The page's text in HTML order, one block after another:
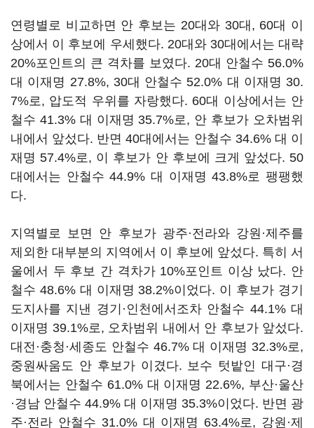
연령별로 비교하면 안 후보는 20대와 30대, 60대 이
상에서 이 후보에 우세했다. 20대와 30대에서는 대략
20%포인트의 큰 격차를 보였다. 20대 안철수 56.0%
대 이재명 27.8%, 30대 안철수 52.0% 대 이재명 30.
7%로, 압도적 우위를 자랑했다. 60대 이상에서는 안
철수 41.3% 대 이재명 35.7%로, 안 후보가 오차범위
내에서 앞섰다. 반면 40대에서는 안철수 34.6% 대 이
재명 57.4%로, 이 후보가 안 후보에 크게 앞섰다. 50
대에서는 안철수 44.9% 대 이재명 43.8%로 팽팽했
다.
지역별로 보면 안 후보가 광주·전라와 강원·제주를
제외한 대부분의 지역에서 이 후보에 앞섰다. 특히 서
울에서 두 후보 간 격차가 10%포인트 이상 났다. 안
철수 48.6% 대 이재명 38.2%이었다. 이 후보가 경기
도지사를 지낸 경기·인천에서조차 안철수 44.1% 대
이재명 39.1%로, 오차범위 내에서 안 후보가 앞섰다.
대전·충청·세종도 안철수 46.7% 대 이재명 32.3%로,
중원싸움도 안 후보가 이겼다. 보수 텃밭인 대구·경
북에서는 안철수 61.0% 대 이재명 22.6%, 부산·울산
·경남 안철수 44.9% 대 이재명 35.3%이었다. 반면 광
주·전라 안철수 31.0% 대 이재명 63.4%로, 강원·제